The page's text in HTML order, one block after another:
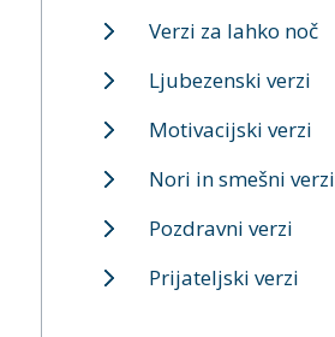
Verzi za lahko noč
Ljubezenski verzi
Motivacijski verzi
Nori in smešni verzi
Pozdravni verzi
Prijateljski verzi